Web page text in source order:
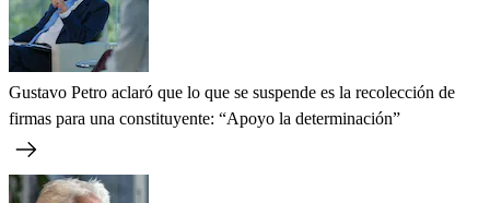
Gustavo Petro aclaró que lo que se suspende es la recolección de
firmas para una constituyente: “Apoyo la determinación”